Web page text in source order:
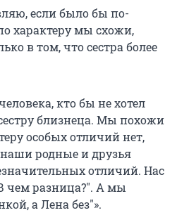
если было бы по-
характеру мы схожи,
в том, что сестра более
кто бы не хотел
близнеца. Мы похожи
особых отличий нет,
родные и друзья
отличий. Нас
чем разница?". А мы
а Лена без"».